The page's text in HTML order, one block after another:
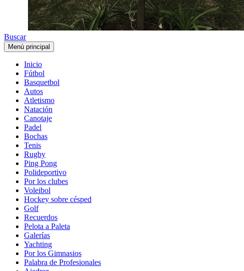
Buscar
Menú principal
Inicio
Fútbol
Basquetbol
Autos
Atletismo
Natación
Canotaje
Padel
Bochas
Tenis
Rugby
Ping Pong
Polideportivo
Por los clubes
Voleibol
Hockey sobre césped
Golf
Recuerdos
Pelota a Paleta
Galerías
Yachting
Por los Gimnasios
Palabra de Profesionales